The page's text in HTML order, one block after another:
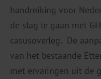
handreiking voor
de slag te gaan met
casusoverleg. De
van het bestaande
met ervaringen uit de